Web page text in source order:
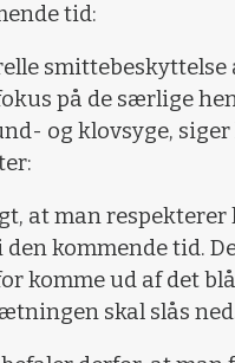
tid:
på de særlige
og klovsyge,
at man
kommende tid.
komme ud af det
skal slås